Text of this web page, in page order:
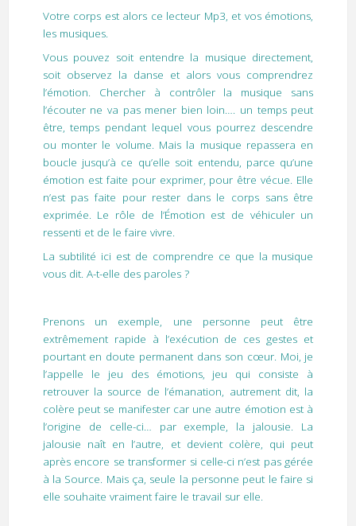
Votre corps est alors ce lecteur Mp3, et vos émotions,
les musiques.
Vous pouvez soit entendre la musique directement,
soit observez la danse et alors vous comprendrez
l’émotion. Chercher à contrôler la musique sans
l’écouter ne va pas mener bien loin…. un temps peut
être, temps pendant lequel vous pourrez descendre
ou monter le volume. Mais la musique repassera en
boucle jusqu’à ce qu’elle soit entendu, parce qu’une
émotion est faite pour exprimer, pour être vécue. Elle
n’est pas faite pour rester dans le corps sans être
exprimée. Le rôle de l’Émotion est de véhiculer un
ressenti et de le faire vivre.
La subtilité ici est de comprendre ce que la musique
vous dit. A-t-elle des paroles ?
Prenons un exemple, une personne peut être
extrêmement rapide à l’exécution de ces gestes et
pourtant en doute permanent dans son cœur. Moi, je
l’appelle le jeu des émotions, jeu qui consiste à
retrouver la source de l’émanation, autrement dit, la
colère peut se manifester car une autre émotion est à
l’origine de celle-ci… par exemple, la jalousie. La
jalousie naît en l’autre, et devient colère, qui peut
après encore se transformer si celle-ci n’est pas gérée
à la Source. Mais ça, seule la personne peut le faire si
elle souhaite vraiment faire le travail sur elle.